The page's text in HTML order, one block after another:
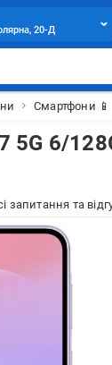
20-Д
Смартфони 📱
5G 6/
запитання та